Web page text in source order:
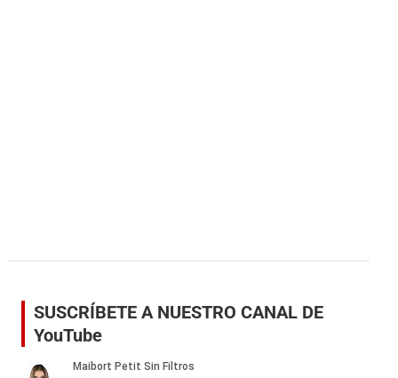
SUSCRÍBETE A NUESTRO CANAL DE
YouTube